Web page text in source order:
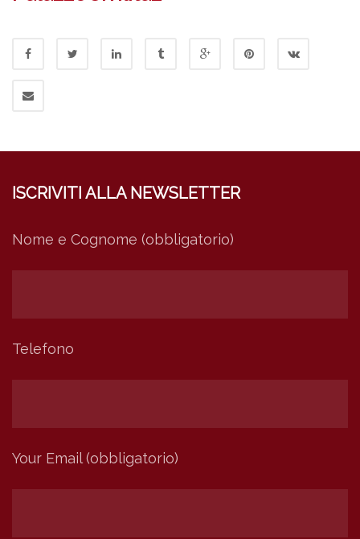
ISCRIVITI ALLA NEWSLETTER
Nome e Cognome (obbligatorio)
Telefono
Your Email (obbligatorio)